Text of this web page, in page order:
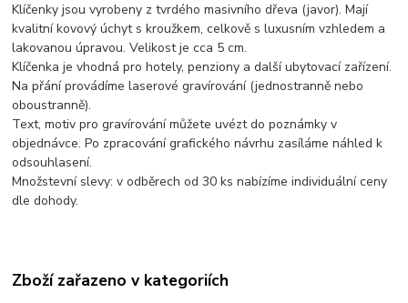
Klíčenky jsou vyrobeny z tvrdého masivního dřeva (javor). Mají
kvalitní kovový úchyt s kroužkem, celkově s luxusním vzhledem a
lakovanou úpravou. Velikost je cca 5 cm.
Klíčenka je vhodná pro hotely, penziony a další ubytovací zařízení.
Na přání provádíme laserové gravírování (jednostranně nebo
oboustranně).
Text, motiv pro gravírování můžete uvézt do poznámky v
objednávce. Po zpracování grafického návrhu zasíláme náhled k
odsouhlasení.
Množstevní slevy: v odběrech od 30 ks nabízíme individuální ceny
dle dohody.
Zboží zařazeno v kategoriích